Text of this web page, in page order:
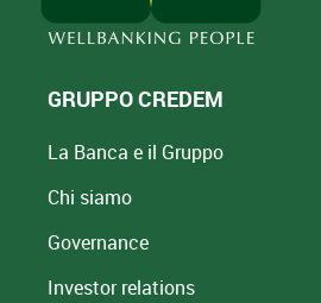
GRUPPO CREDEM
La Banca e il Gruppo
Chi siamo
Governance
Investor relations